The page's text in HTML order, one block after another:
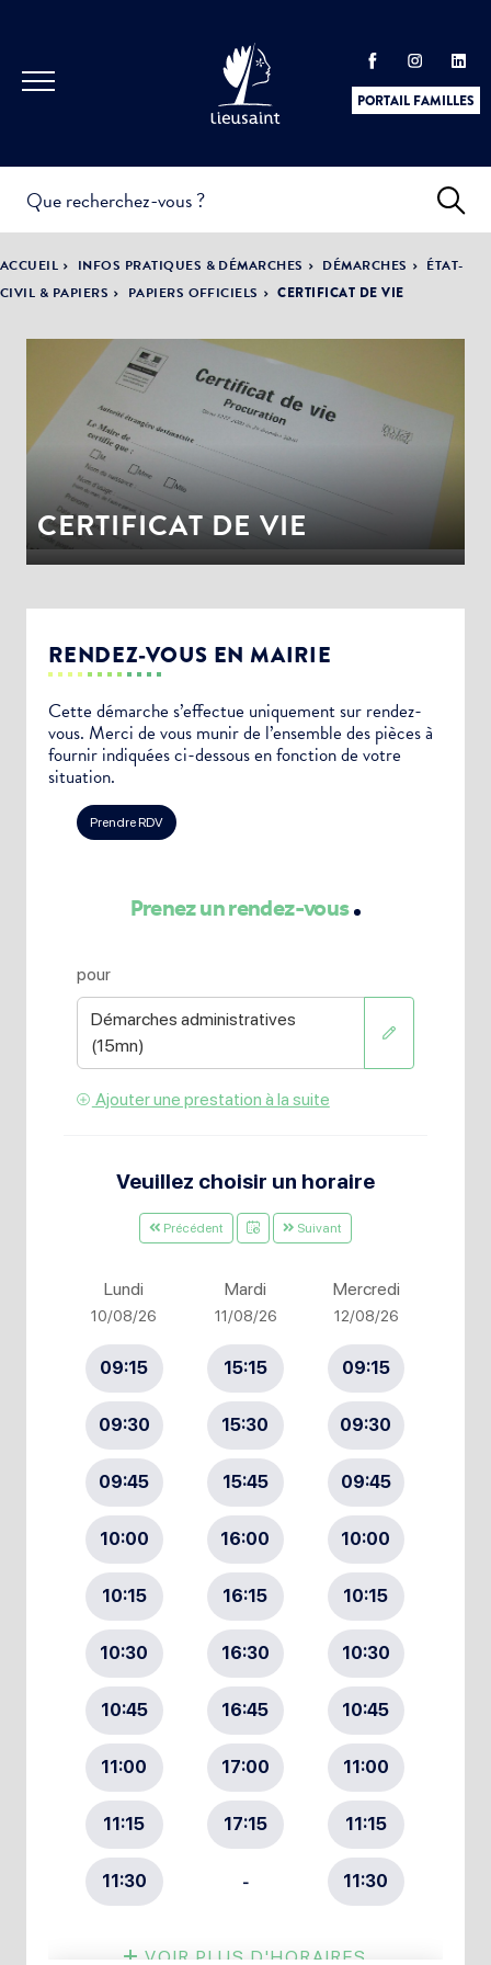
PORTAIL FAMILLES
PRATIQUES &
DÉMARCHES
ACTUALITÉS &
ÉVÈNEMENTS
DÉMOCRATIE
PARTICIPATIVE
ACCUEIL INFOS PRATIQUES & DÉMARCHES DÉMARCHES
ÉTAT-
CIVIL & PAPIERS
PAPIERS OFFICIELS CERTIFICAT DE VIE
CERTIFICAT DE VIE
RENDEZ-VOUS EN MAIRIE
Cette démarche s’effectue uniquement sur rendez-
vous. Merci de vous munir de l’ensemble des pièces à
fournir indiquées ci-dessous en fonction de votre
situation.